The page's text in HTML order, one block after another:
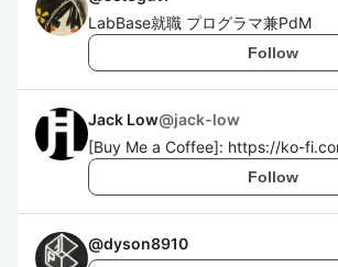
LabBase就職 プログラマ兼PdM
Follow
Jack Low@jack-low
[Buy Me a Coffee]: https://ko-
Follow
@dyson8910